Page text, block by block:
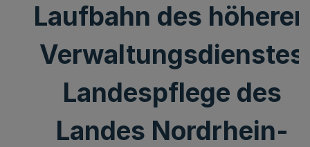
Laufbahn des höheren
Verwaltungsdienstes
Landespflege des
Landes Nordrhein-